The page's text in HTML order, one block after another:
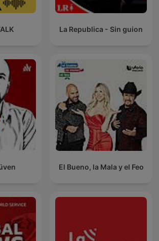
La Republica - Sin guion
El Bueno, la Mala y el Feo